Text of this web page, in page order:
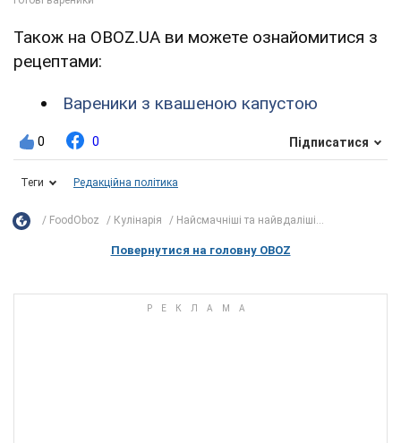
Також на OBOZ.UA ви можете ознайомитися з
рецептами:
Вареники з квашеною капустою
0 0 Підписатися
Теги Редакційна політика
FoodOboz Кулінарія Найсмачніші та найвдаліші...
Повернутися на головну OBOZ